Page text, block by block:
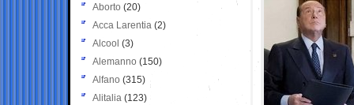
Aborto (20)
Acca Larentia (2)
Alcool (3)
Alemanno (150)
Alfano (315)
Alitalia (123)